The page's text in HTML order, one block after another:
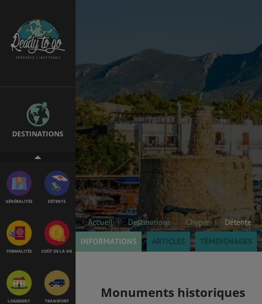
DESTINATIONS
EMPLOIS &
STAGES
BONS PLANS
GÉNÉRALITÉS DÉTENTE
FORMALITÉS COÛT DE LA VIE
LOGEMENT TRANSPORT
Accueil Destinations Chypre
Détente
INFORMATIONS
ARTICLES TÉMOIGNAGES
Monuments historiques